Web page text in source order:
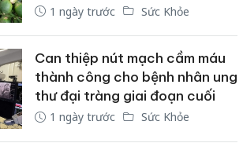
1 ngày trước Sức Khỏe
Can thiệp nút mạch cầm máu
thành công cho bệnh nhân ung
thư đại tràng giai đoạn cuối
1 ngày trước Sức Khỏe